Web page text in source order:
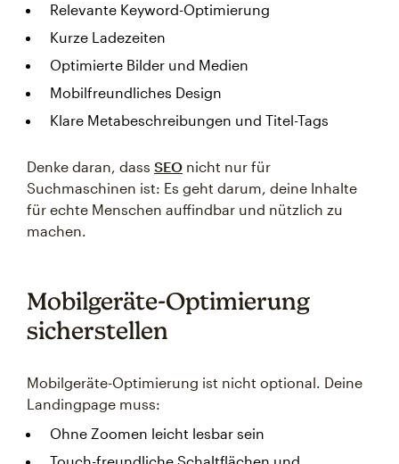
Relevante Keyword-Optimierung
Kurze Ladezeiten
Optimierte Bilder und Medien
Mobilfreundliches Design
Klare Metabeschreibungen und Titel-Tags
Denke daran, dass SEO nicht nur für
Suchmaschinen ist: Es geht darum, deine Inhalte
für echte Menschen auffindbar und nützlich zu
machen.
Mobilgeräte-Optimierung
sicherstellen
Mobilgeräte-Optimierung ist nicht optional. Deine
Landingpage muss:
Ohne Zoomen leicht lesbar sein